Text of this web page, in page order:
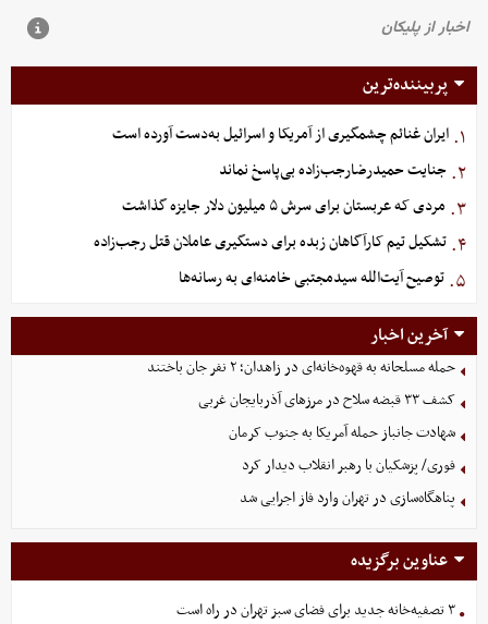
پربیننده‌ترین
۱. ایران غنائم چشمگیری از آمریکا و اسرائیل به‌دست آورده است
۲. جنایت حمیدرضارجب‌زاده بی‌پاسخ نماند
۳. مردی که عربستان برای سرش ۵ میلیون دلار جایزه گذاشت
۴. تشکیل تیم کارآگاهان زبده برای دستگیری عاملان قتل رجب‌زاده
۵. توصیح آیت‌الله سیدمجتبی خامنه‌ای به رسانه‌ها
آخرین اخبار
حمله مسلحانه به قهوه‌خانه‌ای در زاهدان؛ ۲ نفر جان باختند
کشف ۳۳ قبضه سلاح در مرزهای آذربایجان غربی
شهادت جانباز حمله آمریکا به جنوب کرمان
فوری/ پزشکیان با رهبر انقلاب دیدار کرد
پناهگاه‌سازی در تهران وارد فاز اجرایی شد
عناوین برگزیده
۳ تصفیه‌خانه جدید برای فضای سبز تهران در راه است